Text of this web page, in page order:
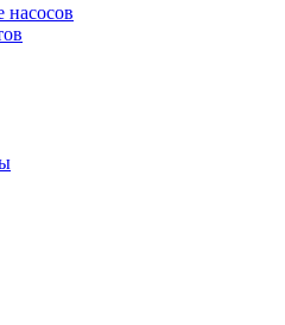
насосов